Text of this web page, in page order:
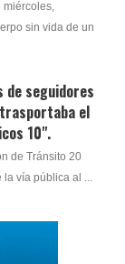
miércoles,
sin vida de un
seguidores
el
10".
de Tránsito 20
vía pública al ...